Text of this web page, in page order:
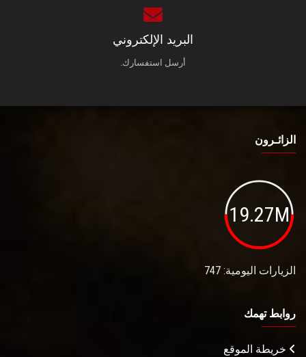
البريد الإلكتروني
أرسل استفسارك.
الزائـرون
19.27M
الزيارات اليومية: 747
روابط تهمك
خريطة الموقع